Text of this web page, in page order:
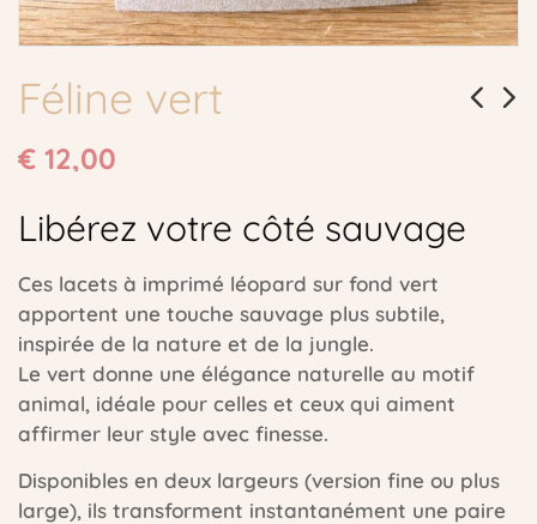
Féline vert
€ 12,00
Libérez votre côté sauvage
Ces lacets à imprimé léopard sur fond vert
apportent une touche sauvage plus subtile,
inspirée de la nature et de la jungle.
Le vert donne une élégance naturelle au motif
animal, idéale pour celles et ceux qui aiment
affirmer leur style avec finesse.
Disponibles en deux largeurs (version fine ou plus
large), ils transforment instantanément une paire